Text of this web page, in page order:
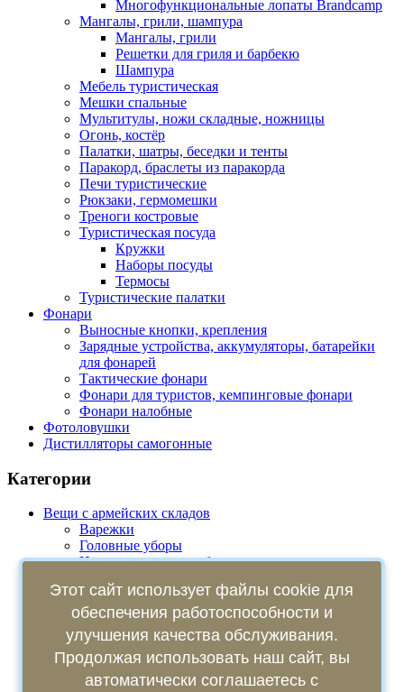
Многофункциональные лопаты Brandcamp
Мангалы, грили, шампура
Мангалы, грили
Решетки для гриля и барбекю
Шампура
Мебель туристическая
Мешки спальные
Мультитулы, ножи складные, ножницы
Огонь, костёр
Палатки, шатры, беседки и тенты
Паракорд, браслеты из паракорда
Печи туристические
Рюкзаки, гермомешки
Треноги костровые
Туристическая посуда
Кружки
Наборы посуды
Термосы
Туристические палатки
Фонари
Выносные кнопки, крепления
Зарядные устройства, аккумуляторы, батарейки
для фонарей
Тактические фонари
Фонари для туристов, кемпинговые фонари
Фонари налобные
Фотоловушки
Дистилляторы самогонные
Категории
Вещи с армейских складов
Варежки
Головные уборы
Измерительные приборы
Одежда и аксессуары
Брюки
Костюмы
Плащ-палатка
Телогрейки
Перевязочные пакеты
Этот сайт использует файлы cookie для
обеспечения работоспособности и
улучшения качества обслуживания.
Продолжая использовать наш сайт, вы
автоматически соглашаетесь с